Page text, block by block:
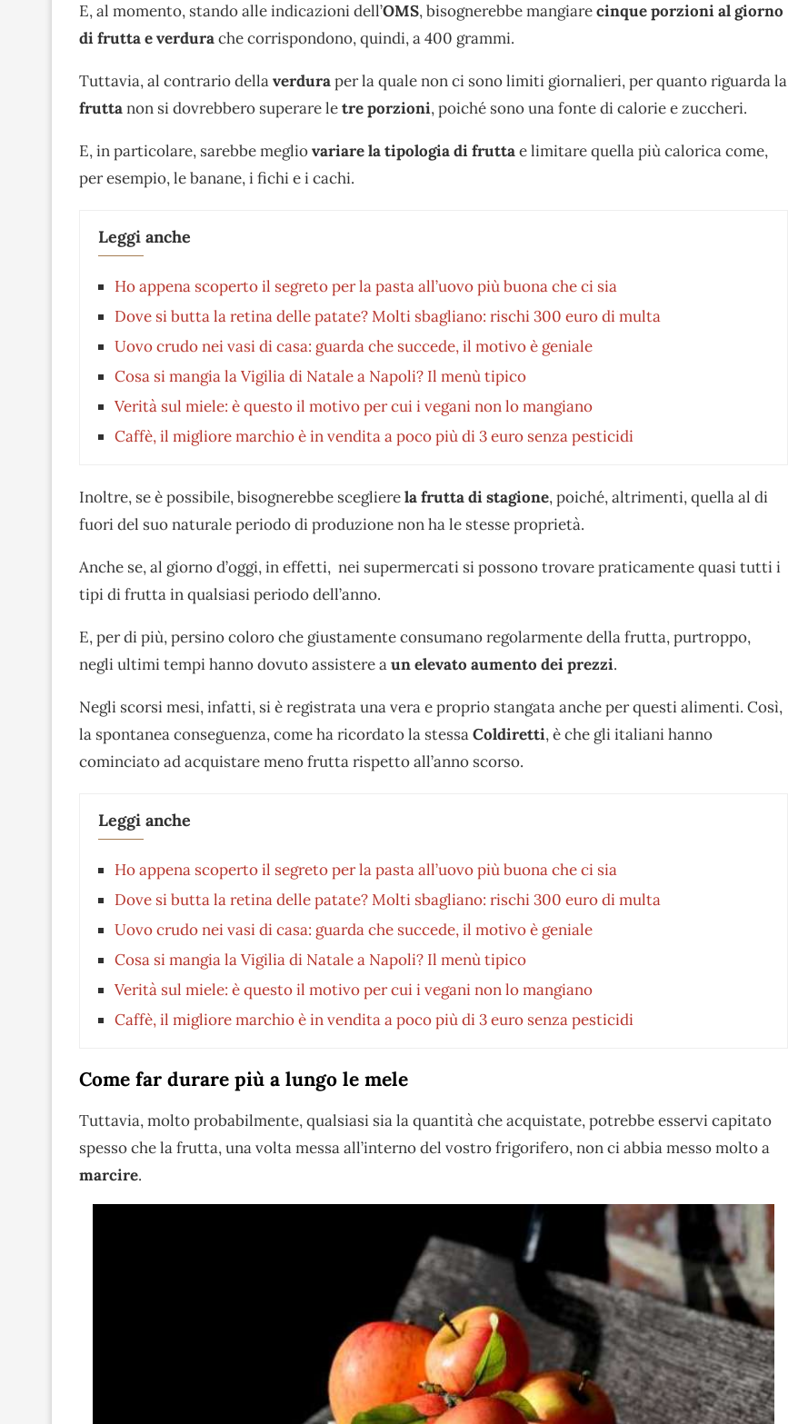
E, al momento, stando alle indicazioni dell’OMS, bisognerebbe mangiarecinque porzioni al giorno
di frutta e verdurache corrispondono, quindi, a 400 grammi.
Tuttavia, al contrario dellaverduraper la quale non ci sono limiti giornalieri, per quanto riguarda la
fruttanon si dovrebbero superare letre porzioni, poiché sono una fonte di calorie e zuccheri.
E, in particolare, sarebbe megliovariare la tipologia di fruttae limitare quella più calorica come,
per esempio, le banane, i fichi e i cachi.
Leggi anche
Ho appena scoperto il segreto per la pasta all’uovo più buona che ci sia
Dove si butta la retina delle patate? Molti sbagliano: rischi 300 euro di multa
Uovo crudo nei vasi di casa: guarda che succede, il motivo è geniale
Cosa si mangia la Vigilia di Natale a Napoli? Il menù tipico
Verità sul miele: è questo il motivo per cui i vegani non lo mangiano
Caffè, il migliore marchio è in vendita a poco più di 3 euro senza pesticidi
Inoltre, se è possibile, bisognerebbe sceglierela frutta di stagione, poiché, altrimenti, quella al di
fuori del suo naturale periodo di produzione non ha le stesse proprietà.
Anche se, al giorno d’oggi, in effetti, nei supermercati si possono trovare praticamente quasi tutti i
tipi di frutta in qualsiasi periodo dell’anno.
E, per di più, persino coloro che giustamente consumano regolarmente della frutta, purtroppo,
negli ultimi tempi hanno dovuto assistere aun elevato aumento dei prezzi.
Negli scorsi mesi, infatti, si è registrata una vera e proprio stangata anche per questi alimenti. Così,
la spontanea conseguenza, come ha ricordato la stessaColdiretti, è che gli italiani hanno
cominciato ad acquistare meno frutta rispetto all’anno scorso.
Leggi anche
Ho appena scoperto il segreto per la pasta all’uovo più buona che ci sia
Dove si butta la retina delle patate? Molti sbagliano: rischi 300 euro di multa
Uovo crudo nei vasi di casa: guarda che succede, il motivo è geniale
Cosa si mangia la Vigilia di Natale a Napoli? Il menù tipico
Verità sul miele: è questo il motivo per cui i vegani non lo mangiano
Caffè, il migliore marchio è in vendita a poco più di 3 euro senza pesticidi
Come far durare più a lungo le mele
Tuttavia, molto probabilmente, qualsiasi sia la quantità che acquistate, potrebbe esservi capitato
spesso che la frutta, una volta messa all’interno del vostro frigorifero, non ci abbia messo molto a
marcire.